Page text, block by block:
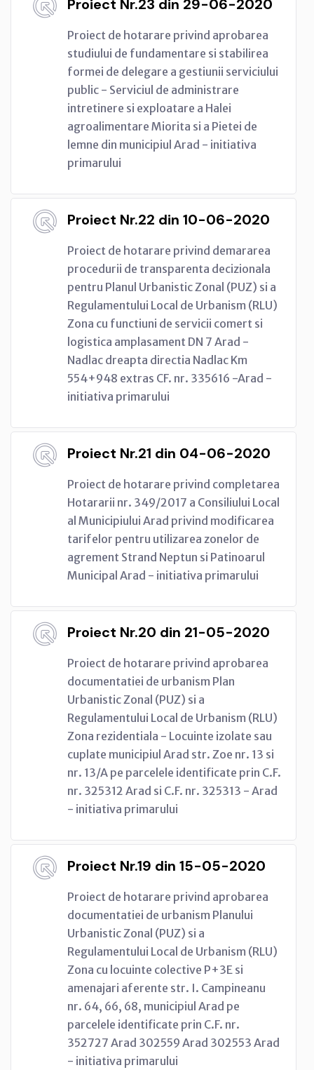
Proiect Nr.23 din 29-06-2020
Proiect de hotarare privind aprobarea
studiului de fundamentare si stabilirea
formei de delegare a gestiunii serviciului
public - Serviciul de administrare
intretinere si exploatare a Halei
agroalimentare Miorita si a Pietei de
lemne din municipiul Arad - initiativa
primarului
Proiect Nr.22 din 10-06-2020
Proiect de hotarare privind demararea
procedurii de transparenta decizionala
pentru Planul Urbanistic Zonal (PUZ) si a
Regulamentului Local de Urbanism (RLU)
Zona cu functiuni de servicii comert si
logistica amplasament DN 7 Arad -
Nadlac dreapta directia Nadlac Km
554+948 extras CF. nr. 335616 -Arad -
initiativa primarului
Proiect Nr.21 din 04-06-2020
Proiect de hotarare privind completarea
Hotararii nr. 349/2017 a Consiliului Local
al Municipiului Arad privind modificarea
tarifelor pentru utilizarea zonelor de
agrement Strand Neptun si Patinoarul
Municipal Arad - initiativa primarului
Proiect Nr.20 din 21-05-2020
Proiect de hotarare privind aprobarea
documentatiei de urbanism Plan
Urbanistic Zonal (PUZ) si a
Regulamentului Local de Urbanism (RLU)
Zona rezidentiala - Locuinte izolate sau
cuplate municipiul Arad str. Zoe nr. 13 si
nr. 13/A pe parcelele identificate prin C.F.
nr. 325312 Arad si C.F. nr. 325313 - Arad
- initiativa primarului
Proiect Nr.19 din 15-05-2020
Proiect de hotarare privind aprobarea
documentatiei de urbanism Planului
Urbanistic Zonal (PUZ) si a
Regulamentului Local de Urbanism (RLU)
Zona cu locuinte colective P+3E si
amenajari aferente str. I. Campineanu
nr. 64, 66, 68, municipiul Arad pe
parcelele identificate prin C.F. nr.
352727 Arad 302559 Arad 302553 Arad
- initiativa primarului